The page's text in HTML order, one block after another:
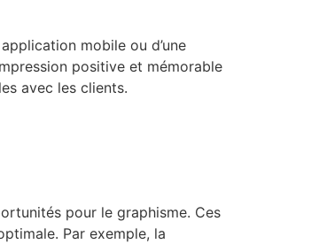
mobile ou d’une
positive et mémorable
avec les clients.
pour le graphisme. Ces
Par exemple, la